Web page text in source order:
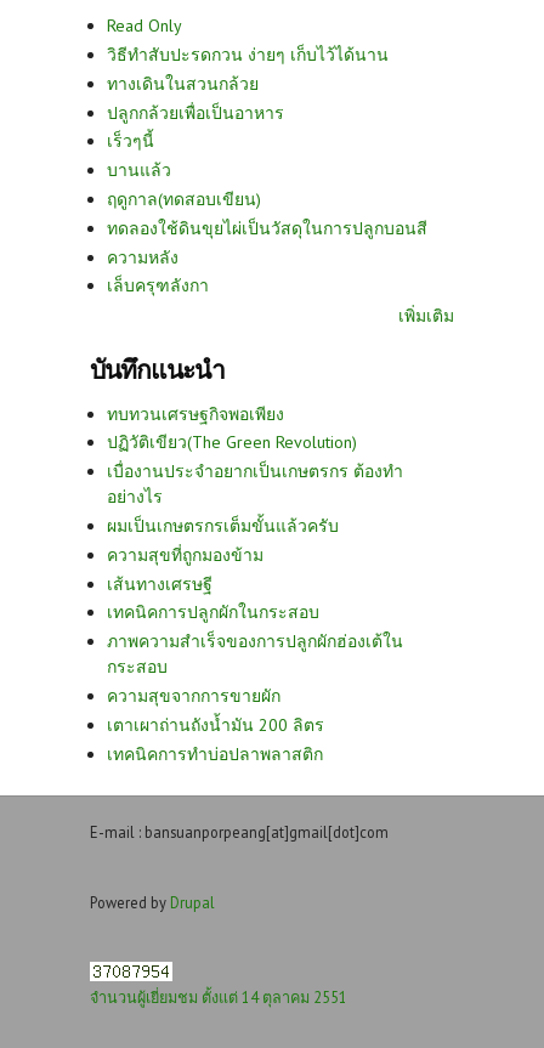
Read Only
วิธีทำสับปะรดกวน ง่ายๆ เก็บไว้ได้นาน
ทางเดินในสวนกล้วย
ปลูกกล้วยเพื่อเป็นอาหาร
เร็วๆนี้
บานแล้ว
ฤดูกาล(ทดสอบเขียน)
ทดลองใช้ดินขุยไผ่เป็นวัสดุในการปลูกบอนสี
ความหลัง
เล็บครุฑลังกา
เพิ่มเติม
บันทึกแนะนำ
ทบทวนเศรษฐกิจพอเพียง
ปฏิวัติเขียว(The Green Revolution)
เบื่องานประจำอยากเป็นเกษตรกร ต้องทำ
อย่างไร
ผมเป็นเกษตรกรเต็มขั้นแล้วครับ
ความสุขที่ถูกมองข้าม
เส้นทางเศรษฐี
เทคนิคการปลูกผักในกระสอบ
ภาพความสำเร็จของการปลูกผักฮ่องเต้ใน
กระสอบ
ความสุขจากการขายผัก
เตาเผาถ่านถังน้ำมัน 200 ลิตร
เทคนิคการทำบ่อปลาพลาสติก
E-mail : bansuanporpeang[at]gmail[dot]com
Powered by Drupal
จำนวนผู้เยี่ยมชม ตั้งแต่ 14 ตุลาคม 2551